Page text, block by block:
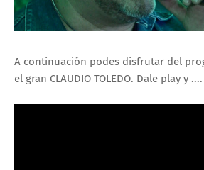
A continuación podes disfrutar del
el gran CLAUDIO TOLEDO. Dale play y